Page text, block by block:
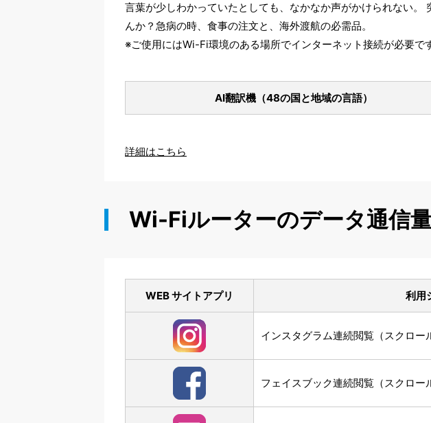
言葉が少しわかっていたとしても、なかなか声がかけられない
んか？急病の時、食事の注文と、海外渡航の必需品。
※ご使用にはWi-Fi環境のある場所でインターネット接続が必要です
AI翻訳機（48の国と地域の言語）
詳細はこちら
Wi-Fiルーターのデータ通信
WEB サイトアプリ 利用
インスタグラム連続閲覧（スクロー
フェイスブック連続閲覧（スクロー